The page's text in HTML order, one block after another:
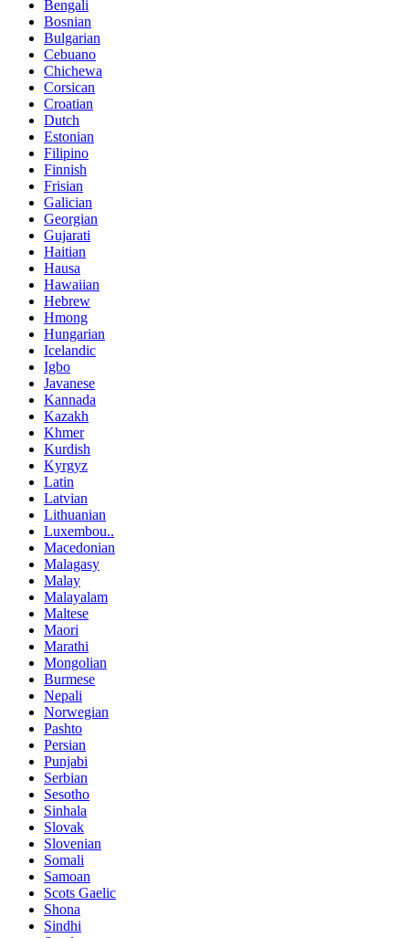
Bengali
Bosnian
Bulgarian
Cebuano
Chichewa
Corsican
Croatian
Dutch
Estonian
Filipino
Finnish
Frisian
Galician
Georgian
Gujarati
Haitian
Hausa
Hawaiian
Hebrew
Hmong
Hungarian
Icelandic
Igbo
Javanese
Kannada
Kazakh
Khmer
Kurdish
Kyrgyz
Latin
Latvian
Lithuanian
Luxembou..
Macedonian
Malagasy
Malay
Malayalam
Maltese
Maori
Marathi
Mongolian
Burmese
Nepali
Norwegian
Pashto
Persian
Punjabi
Serbian
Sesotho
Sinhala
Slovak
Slovenian
Somali
Samoan
Scots Gaelic
Shona
Sindhi